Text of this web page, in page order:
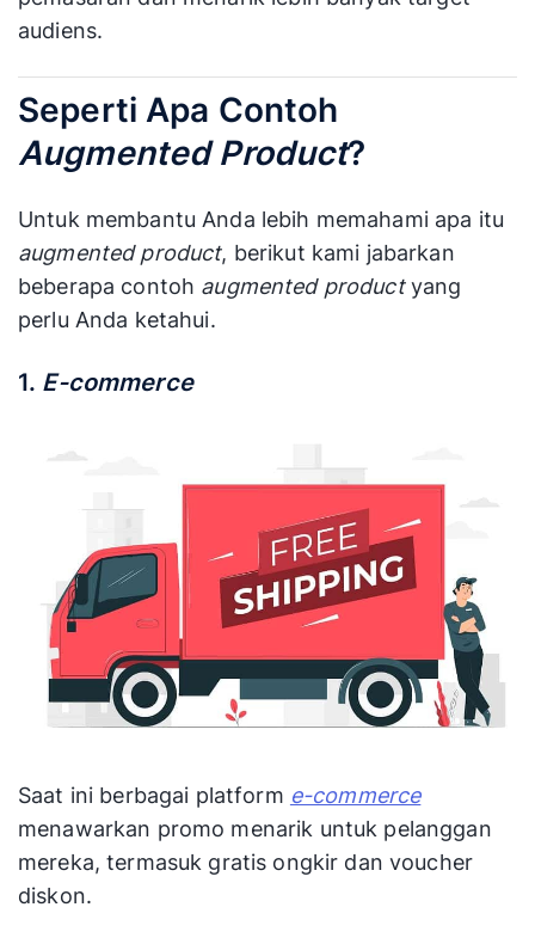
audiens.
Seperti Apa Contoh
Augmented Product?
Untuk membantu Anda lebih memahami apa itu
augmented product, berikut kami jabarkan
beberapa contoh augmented productyang
perlu Anda ketahui.
1. E-commerce
Saat ini berbagai platform e-commerce
menawarkan promo menarik untuk pelanggan
mereka, termasuk gratis ongkir dan voucher
diskon.